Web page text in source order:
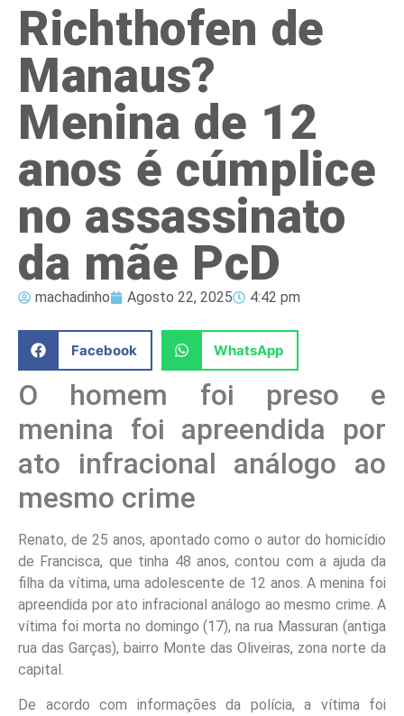
Richthofen de
Manaus?
Menina de 12
anos é cúmplice
no assassinato
da mãe PcD
machadinho Agosto 22, 2025 4:42 pm
Facebook WhatsApp
O homem foi preso e
menina foi apreendida por
ato infracional análogo ao
mesmo crime
Renato, de 25 anos, apontado como o autor do homicídio
de Francisca, que tinha 48 anos, contou com a ajuda da
filha da vítima, uma adolescente de 12 anos. A menina foi
apreendida por ato infracional análogo ao mesmo crime. A
vítima foi morta no domingo (17), na rua Massuran (antiga
rua das Garças), bairro Monte das Oliveiras, zona norte da
capital.
De acordo com informações da polícia, a vítima foi